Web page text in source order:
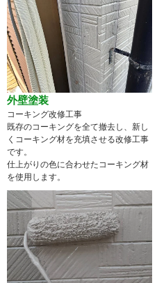
外壁塗装
コーキング改修工事
既存のコーキングを全て撤去し、新し
くコーキング材を充填させる改修工事
です。
仕上がりの色に合わせたコーキング材
を使用します。